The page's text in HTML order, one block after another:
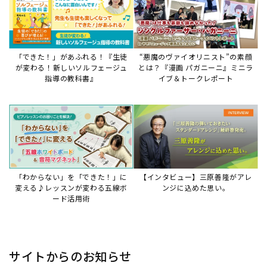
サイトからのお知らせ
2026年8月6日
8月6日障害発生のお知らせ